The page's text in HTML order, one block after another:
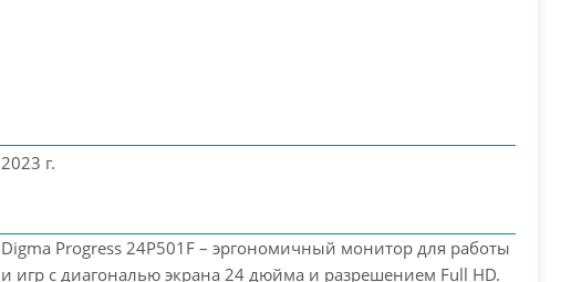
2023 г.
Digma Progress 24P501F – эргономичный монитор для работы
и игр с диагональю экрана 24 дюйма и разрешением Full HD.